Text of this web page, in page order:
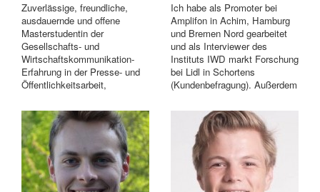
Zuverlässige, freundliche,
ausdauernde und offene
Masterstudentin der
Gesellschafts- und
Wirtschaftskommunikation-
Erfahrung in der Presse- und
Öffentlichkeitsarbeit,
Worksh...
Ich habe als Promoter bei
Amplifon in Achim, Hamburg
und Bremen Nord gearbeitet
und als Interviewer des
Instituts IWD markt Forschung
bei Lidl in Schortens
(Kundenbefragung). Außerdem